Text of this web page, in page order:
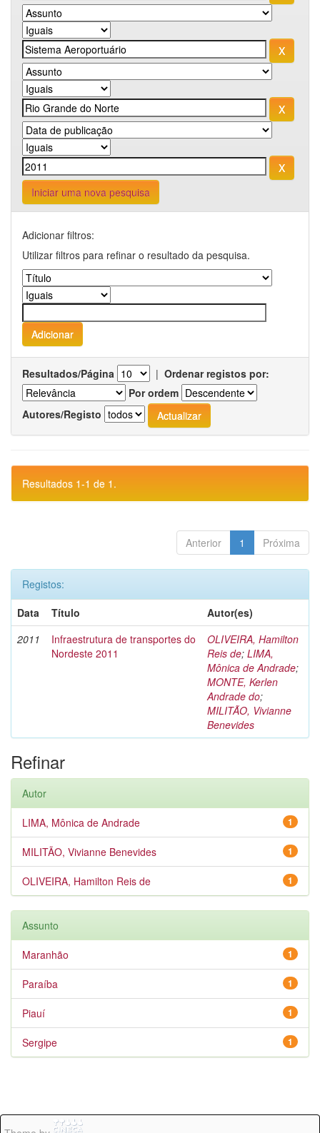
Iniciar uma nova pesquisa
Adicionar filtros:
Utilizar filtros para refinar o resultado da pesquisa.
Resultados/Página | Ordenar registos por:
Por ordem
Autores/Registo
Resultados 1-1 de 1.
Anterior 1 Próxima
Registos:
Data
Título
Autor(es)
2011
Infraestrutura de transportes do
Nordeste 2011
OLIVEIRA, Hamilton
Reis de; LIMA,
Mônica de Andrade;
MONTE, Kerlen
Andrade do;
MILITÃO, Vivianne
Benevides
Refinar
Autor
1
LIMA, Mônica de Andrade
1
MILITÃO, Vivianne Benevides
1
OLIVEIRA, Hamilton Reis de
Assunto
1
Maranhão
1
Paraíba
1
Piauí
1
Sergipe